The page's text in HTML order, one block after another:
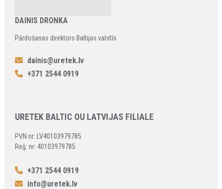
DAINIS DRONKA
Pārdošanas direktors Baltijas valstīs
dainis@uretek.lv
+371 2544 0919
URETEK BALTIC OU LATVIJAS FILIALE
PVN nr: LV40103979785
Reģ. nr: 40103979785
+371 2544 0919
info@uretek.lv